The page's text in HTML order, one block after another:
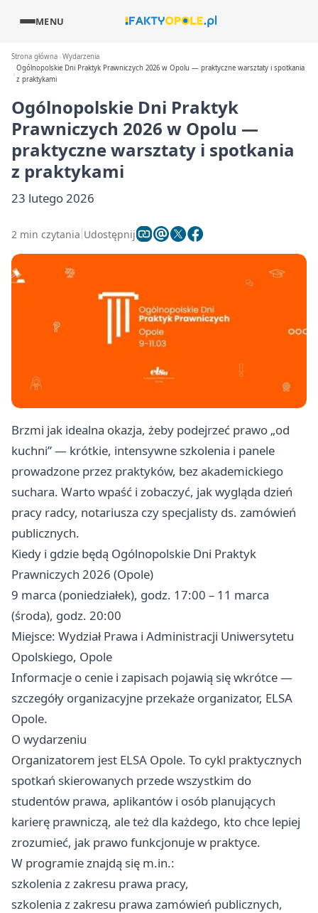
MENU
Strona główna Wydarzenia
Ogólnopolskie Dni Praktyk Prawniczych 2026 w Opolu — praktyczne warsztaty i spotkania
z praktykami
Ogólnopolskie Dni Praktyk
Prawniczych 2026 w Opolu —
praktyczne warsztaty i spotkania
z praktykami
23 lutego 2026
2 min czytania Udostępnij
Brzmi jak idealna okazja, żeby podejrzeć prawo „od
kuchni” — krótkie, intensywne szkolenia i panele
prowadzone przez praktyków, bez akademickiego
suchara. Warto wpaść i zobaczyć, jak wygląda dzień
pracy radcy, notariusza czy specjalisty ds. zamówień
publicznych.
Kiedy i gdzie będą Ogólnopolskie Dni Praktyk
Prawniczych 2026 (Opole)
9 marca (poniedziałek), godz. 17:00 – 11 marca
(środa), godz. 20:00
Miejsce: Wydział Prawa i Administracji Uniwersytetu
Opolskiego, Opole
Informacje o cenie i zapisach pojawią się wkrótce —
szczegóły organizacyjne przekaże organizator, ELSA
Opole.
O wydarzeniu
Organizatorem jest ELSA Opole. To cykl praktycznych
spotkań skierowanych przede wszystkim do
studentów prawa, aplikantów i osób planujących
karierę prawniczą, ale też dla każdego, kto chce lepiej
zrozumieć, jak prawo funkcjonuje w praktyce.
W programie znajdą się m.in.:
szkolenia z zakresu prawa pracy,
szkolenia z zakresu prawa zamówień publicznych,